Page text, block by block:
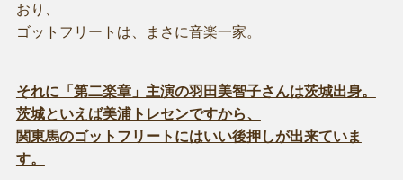
おり、
ゴットフリートは、まさに音楽一家。
それに「第二楽章」主演の羽田美智子さんは茨城出身。
茨城といえば美浦トレセンですから、
関東馬のゴットフリートにはいい後押しが出来ていま
す。